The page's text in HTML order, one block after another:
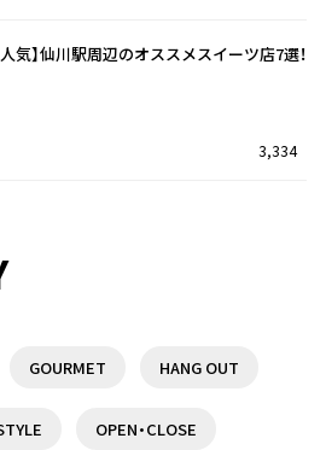
人気】仙川駅周辺のオススメスイーツ店7選！
3,334
で日帰りで楽しめる温泉・スーパー銭湯
隠れ家まで】つつじヶ丘駅オススメランチ
GOURMET HANG OUT
OPEN・CLOSE